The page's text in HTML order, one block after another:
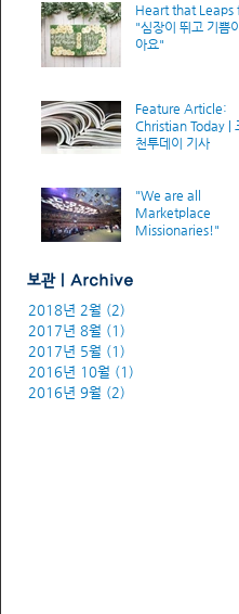
2018년 2월 (2)
2017년 8월 (1)
2017년 5월 (1)
2016년 10월 (1)
2016년 9월 (2)
Heart that Leaps
"심장이 뛰고 기쁨
아요"
Feature Article:
Christian Today |
천투데이 기사
"We are all
Marketplace
Missionaries!"
보관 | Archive